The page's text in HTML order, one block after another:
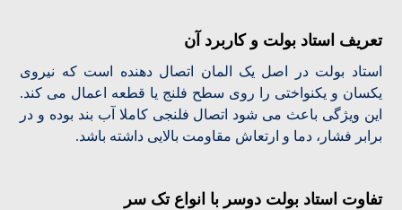
تعریف استاد بولت و کاربرد آن
استاد بولت در اصل یک المان اتصال دهنده است که نیروی
یکسان و یکنواختی را روی سطح فلنج یا قطعه اعمال می کند.
این ویژگی باعث می شود اتصال فلنجی کاملا آب بند بوده و در
برابر فشار، دما و ارتعاش مقاومت بالایی داشته باشد.
تفاوت استاد بولت دوسر با انواع تک سر